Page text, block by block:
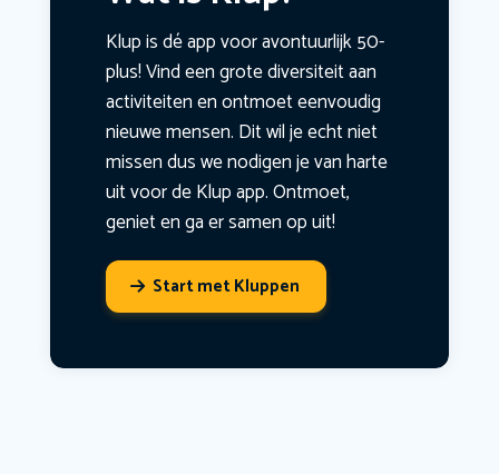
Klup is dé app voor avontuurlijk 50-
plus! Vind een grote diversiteit aan
activiteiten en ontmoet eenvoudig
nieuwe mensen. Dit wil je echt niet
missen dus we nodigen je van harte
uit voor de Klup app. Ontmoet,
geniet en ga er samen op uit!
Start met Kluppen